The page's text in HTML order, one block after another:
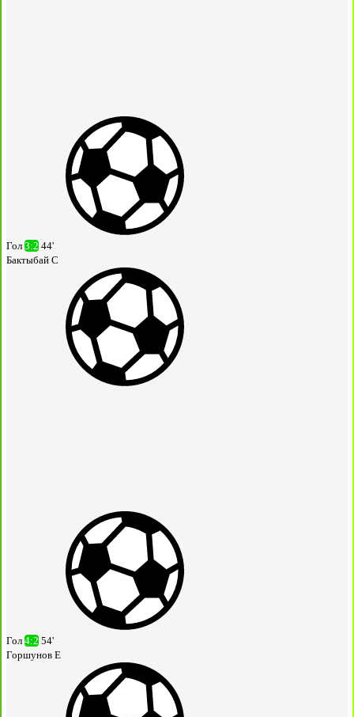
Гол 3:2 44'
Бактыбай С
Гол 4:2 54'
Горшунов Е